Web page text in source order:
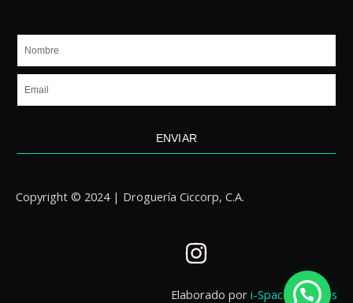
Nombre
Email
ENVIAR
Copyright © 2024 | Droguería Ciccorp, C.A.
I
Elaborado por i-Spaces Studios